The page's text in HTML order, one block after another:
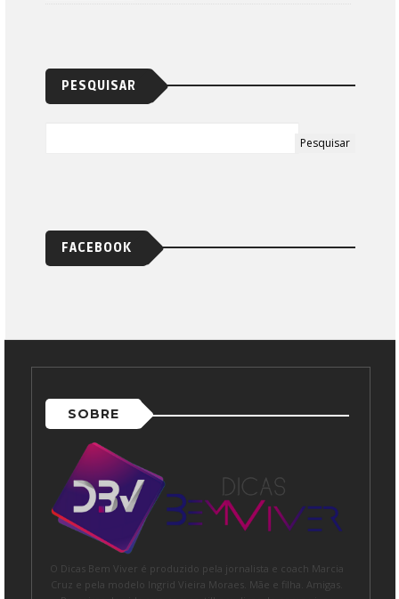
PESQUISAR
FACEBOOK
SOBRE
O Dicas Bem Viver é produzido pela jornalista e coach Marcia
Cruz e pela modelo Ingrid Vieira Moraes. Mãe e filha. Amigas.